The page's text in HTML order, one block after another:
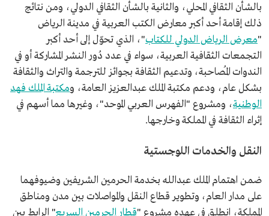
بالشأن الثقافي المحلي، والثانية بالشأن الثقافي الدولي، ومن نتائج
ذلك إقامة أحد أكبر معارض الكتب العربية في مدينة الرياض
"معرض الرياض الدولي للكتاب"، الذي تحوّل إلى أحد أكبر
التجمعات الثقافية العربية، سواء في عدد دُور النشر المشاركة أو في
الندوات المُصاحبة، وتدعيم الثقافة بجوائز للترجمة والتراث والثقافة
بشكل عام، ودعم مكتبة الملك عبدالعزيز العامة، ومكتبة الملك فهد
الوطنية، ومشروع "الفهرس العربي الموحد"، وغيرها مما أسهم في
إثراء الثقافة في المملكة وخارجها.
النقل والخدمات اللوجستية
ضمن اهتمام الملك عبدالله بخدمة الحرمين الشريفين وضيوفهما
على مدار العام، وتطوير قطاع النقل والمواصلات بين مدن ومناطق
المملكة، انطلق في عهده مشروع "قطار الحرمين السريع" الرابط بين